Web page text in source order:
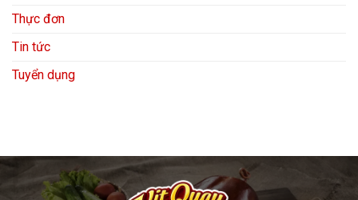
Thực đơn
Tin tức
Tuyển dụng